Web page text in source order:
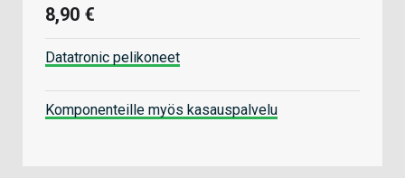
8,90 €
Datatronic pelikoneet
Komponenteille myös kasauspalvelu